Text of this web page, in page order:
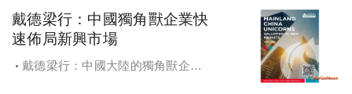
戴德梁行：中國獨角獸企業快
速佈局新興市場
戴德梁行：中國大陸的獨角獸企業–